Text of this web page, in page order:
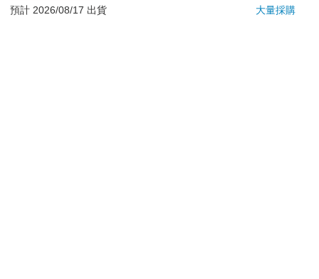
日）。
預計 2026/08/17 出貨
大量採購